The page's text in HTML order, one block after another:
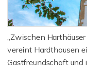
„Zwischen
vereint Hardthausen
Gastfreundschaft und